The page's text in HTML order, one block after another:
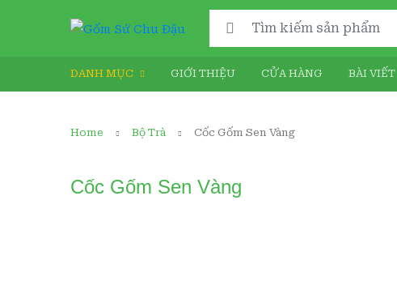
Search for:
DANH MỤC GIỚI THIỆU CỬA HÀNG BÀI VIẾT
Home Bộ Trà Cốc Gốm Sen Vàng
Cốc Gốm Sen Vàng